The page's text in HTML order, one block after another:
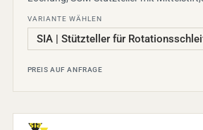
VARIANTE WÄHLEN
PREIS AUF ANFRAGE